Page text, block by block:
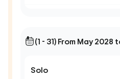
(1 - 31) From May 2028
Solo